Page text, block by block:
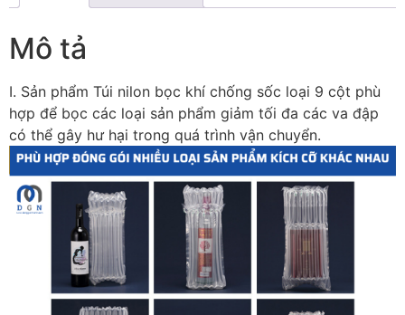
Mô tả
I. Sản phẩm Túi nilon bọc khí chống sốc loại 9 cột phù
hợp để bọc các loại sản phẩm giảm tối đa các va đập
có thể gây hư hại trong quá trình vận chuyển.